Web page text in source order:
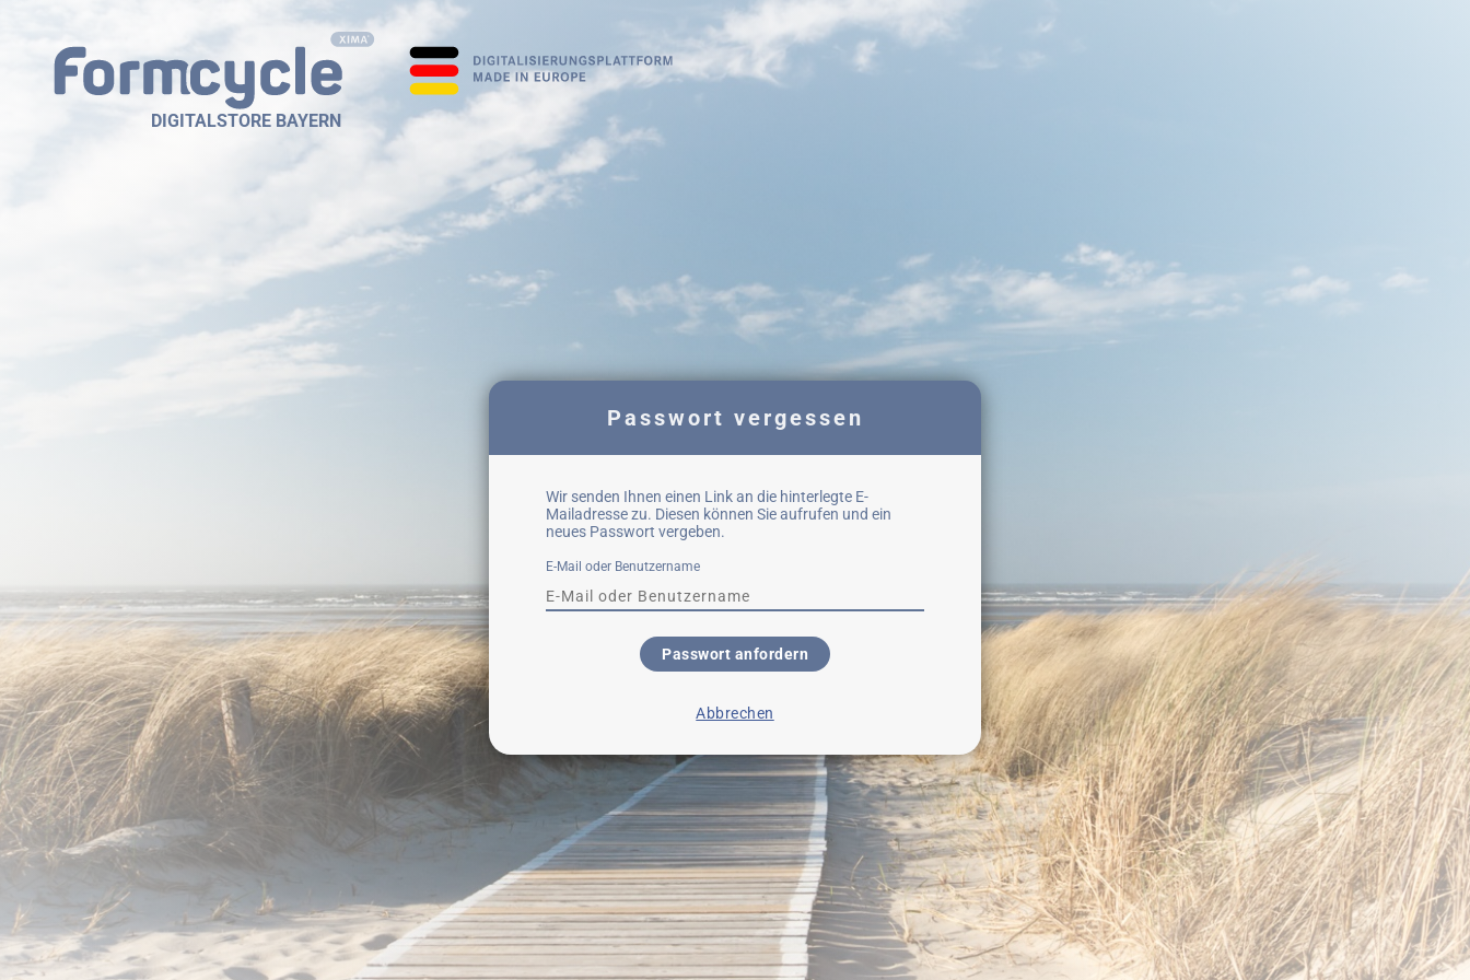
DIGITALSTORE BAYERN
Passwort vergessen
Wir senden Ihnen einen Link an die hinterlegte E-
Mailadresse zu. Diesen können Sie aufrufen und ein
neues Passwort vergeben.
E-Mail oder Benutzername
Passwort anfordern
Abbrechen